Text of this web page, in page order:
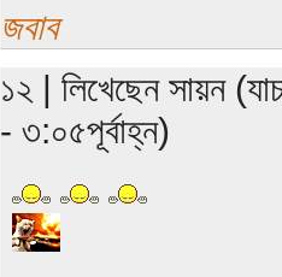
জবাব
১২ | লিখেছেন সায়ন
- ৩:০৫পূর্বাহ্ন)